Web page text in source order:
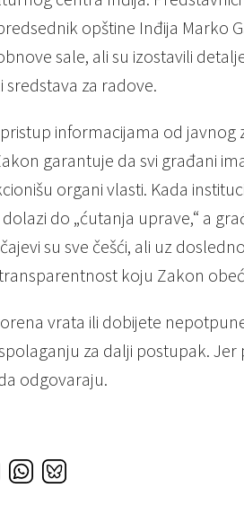
opštine Inđija Marko
sale, ali su izostavili
za radove.
informacijama od javnog
garantuje da svi građani
organi vlasti. Kada
do „ćutanja uprave,“ a
su sve češći, ali uz
koju Zakon
vrata ili dobijete
za dalji postupak.
odgovaraju.